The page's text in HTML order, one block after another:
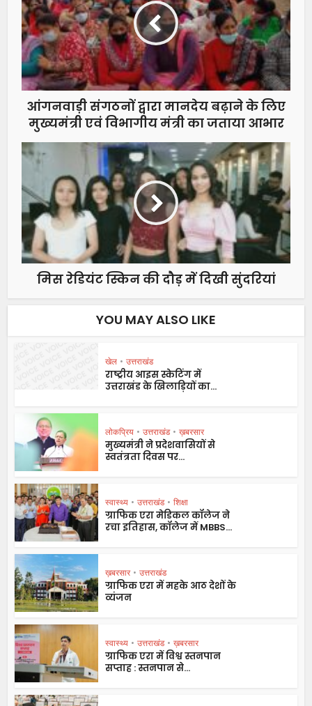
आंगनवाड़ी संगठनों द्वारा मानदेय बढ़ाने के लिए
मुख्यमंत्री एवं विभागीय मंत्री का जताया आभार
मिस रेडियंट स्किन की दौड़ में दिखी सुंदरियां
YOU MAY ALSO LIKE
खेल • उत्तराखंड
राष्ट्रीय आइस स्केटिंग में
उत्तराखंड के खिलाड़ियों का...
लोकप्रिय • उत्तराखंड • ख़बरसार
मुख्यमंत्री ने प्रदेशवासियों से
स्वतंत्रता दिवस पर...
स्वास्थ्य • उत्तराखंड • शिक्षा
ग्राफिक एरा मेडिकल कॉलेज ने
रचा इतिहास, कॉलेज में MBBS...
ख़बरसार • उत्तराखंड
ग्राफिक एरा में महके आठ देशों के
व्यंजन
स्वास्थ्य • उत्तराखंड • ख़बरसार
ग्राफिक एरा में विश्व स्तनपान
सप्ताह : स्तनपान से...